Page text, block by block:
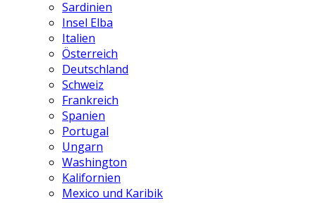
Sardinien
Insel Elba
Italien
Österreich
Deutschland
Schweiz
Frankreich
Spanien
Portugal
Ungarn
Washington
Kalifornien
Mexico und Karibik